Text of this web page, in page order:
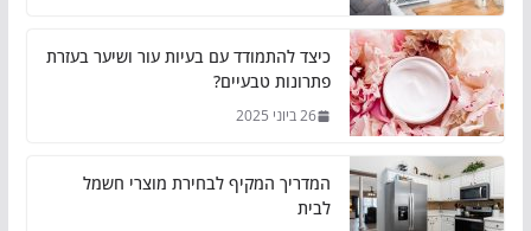
כיצד להתמודד עם בעיות עור ושיער בעזרת
פתרונות טבעיים?
26 ביוני 2025
המדריך המקיף לבחירת מוצרי חשמל
לבית